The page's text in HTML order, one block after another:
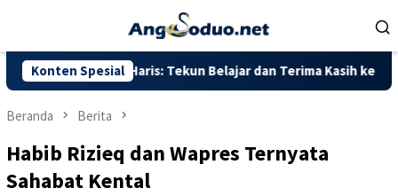
Konten Spesial
Al Haris: Tekun Belajar dan Terima Kasih ke Pemerintah
Beranda Berita
Habib Rizieq dan Wapres Ternyata
Sahabat Kental